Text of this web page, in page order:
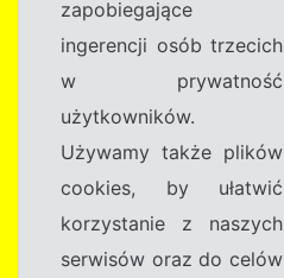
zapobiegające
ingerencji osób trzecich
w prywatność
użytkowników.
Używamy także plików
cookies, by ułatwić
korzystanie z naszych
serwisów oraz do celów